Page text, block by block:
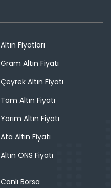
Altın Fiyatları
Gram Altın Fiyatı
Çeyrek Altın Fiyatı
Tam Altın Fiyatı
Yarım Altın Fiyatı
Ata Altın Fiyatı
Altın ONS Fiyatı
Canlı Borsa